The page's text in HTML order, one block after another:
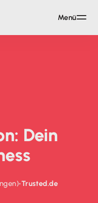
Dein
•Trusted.de
Menü